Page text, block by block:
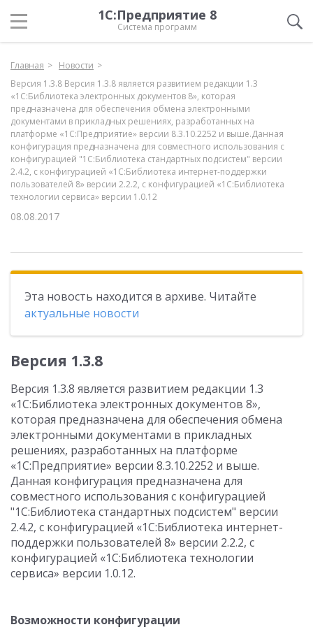
1С:Предприятие 8
Система программ
Главная
Новости
Версия 1.3.8 Версия 1.3.8 является развитием редакции 1.3
«1С:Библиотека электронных документов 8», которая
предназначена для обеспечения обмена электронными
документами в прикладных решениях, разработанных на
платформе «1С:Предприятие» версии 8.3.10.2252 и выше.Данная
конфигурация предназначена для совместного использования с
конфигурацией "1С:Библиотека стандартных подсистем" версии
2.4.2, с конфигурацией «1С:Библиотека интернет-поддержки
пользователей 8» версии 2.2.2, с конфигурацией «1С:Библиотека
технологии сервиса» версии 1.0.12
08.08.2017
Эта новость находится в архиве. Читайте
актуальные новости
Версия 1.3.8
Версия 1.3.8 является развитием редакции 1.3
«1С:Библиотека электронных документов 8»,
которая предназначена для обеспечения обмена
электронными документами в прикладных
решениях, разработанных на платформе
«1С:Предприятие» версии 8.3.10.2252 и выше.
Данная конфигурация предназначена для
совместного использования с конфигурацией
"1С:Библиотека стандартных подсистем" версии
2.4.2, с конфигурацией «1С:Библиотека интернет-
поддержки пользователей 8» версии 2.2.2, с
конфигурацией «1С:Библиотека технологии
сервиса» версии 1.0.12.
Возможности конфигурации